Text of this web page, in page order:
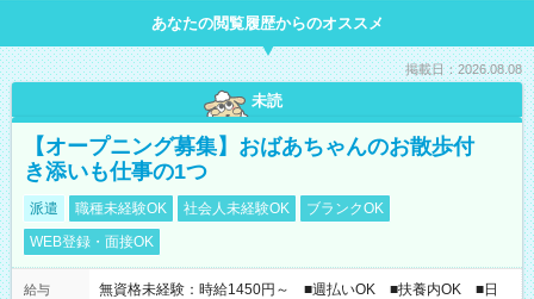
あなたの閲覧履歴からのオススメ
掲載日：2026.08.08
未読
【オープニング募集】おばあちゃんのお散歩付
き添いも仕事の1つ
派遣 職種未経験OK 社会人未経験OK
ブランクOK
WEB登録・面接OK
給与
無資格未経験：時給1450円～ ■週払いOK ■扶養内OK ■日